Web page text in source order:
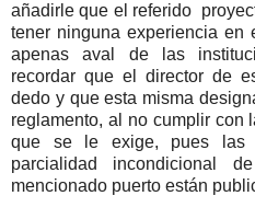
añadirle que el referido
tener ninguna experiencia en
apenas aval de las
recordar que el director de
dedo y que esta misma
reglamento, al no cumplir con
que se le exige, pues las
parcialidad incondicional
mencionado puerto están